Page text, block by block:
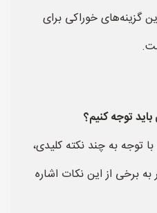
گزینه‌های خوراکی برای
توجه کنیم؟
توجه به چند نکته کلیدی،
به برخی از این نکات اشاره